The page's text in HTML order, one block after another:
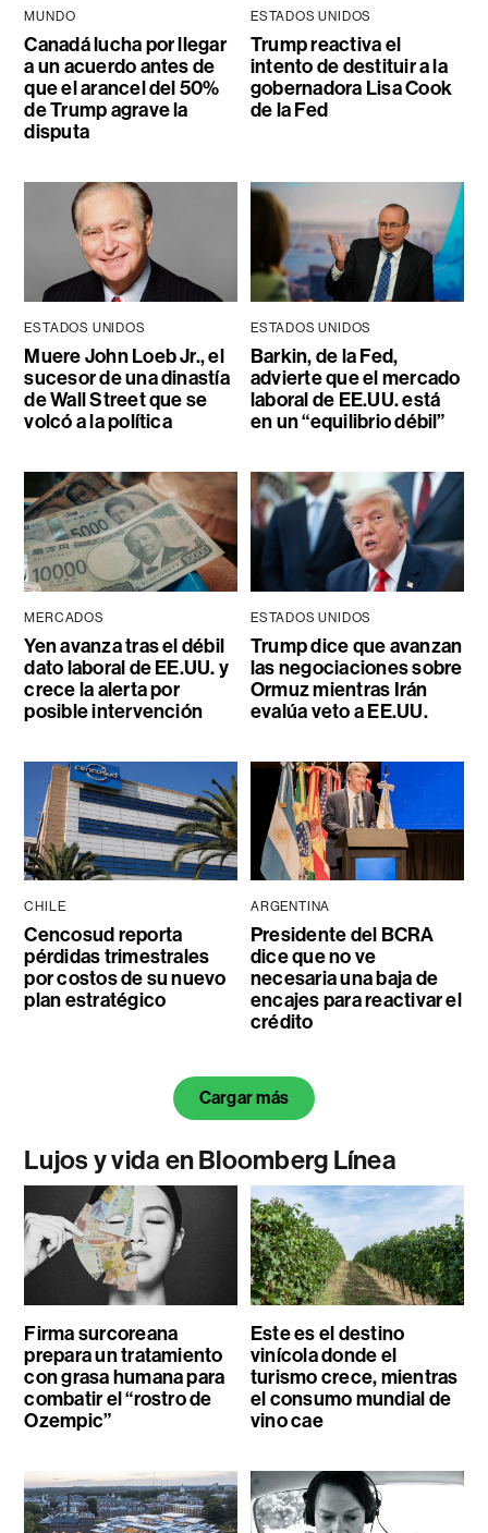
MUNDO
Canadá lucha por llegar
a un acuerdo antes de
que el arancel del 50%
de Trump agrave la
disputa
ESTADOS UNIDOS
Trump reactiva el
intento de destituir a la
gobernadora Lisa Cook
de la Fed
ESTADOS UNIDOS
Muere John Loeb Jr., el
sucesor de una dinastía
de Wall Street que se
volcó a la política
ESTADOS UNIDOS
Barkin, de la Fed,
advierte que el mercado
laboral de EE.UU. está
en un “equilibrio débil”
MERCADOS
Yen avanza tras el débil
dato laboral de EE.UU. y
crece la alerta por
posible intervención
ESTADOS UNIDOS
Trump dice que avanzan
las negociaciones sobre
Ormuz mientras Irán
evalúa veto a EE.UU.
CHILE
Cencosud reporta
pérdidas trimestrales
por costos de su nuevo
plan estratégico
ARGENTINA
Presidente del BCRA
dice que no ve
necesaria una baja de
encajes para reactivar el
crédito
Cargar más
Lujos y vida en Bloomberg Línea
Firma surcoreana
prepara un tratamiento
con grasa humana para
combatir el “rostro de
Ozempic”
Este es el destino
vinícola donde el
turismo crece, mientras
el consumo mundial de
vino cae